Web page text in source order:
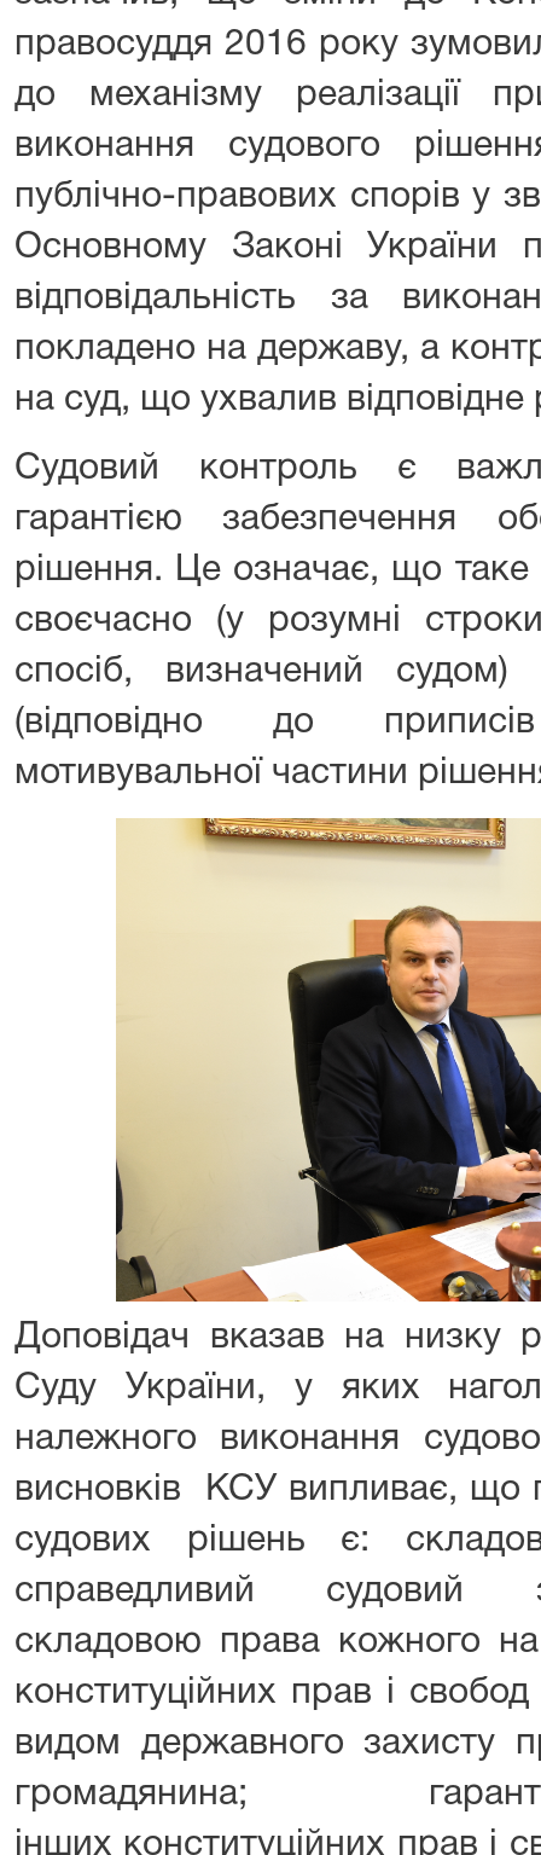
правосуддя 2016 року
до механізму реалізації
виконання судового
публічно-правових спорів у
Основному Законі
відповідальність за
покладено на державу, а
на суд, що ухвалив відповідне
Судовий контроль є
гарантією забезпечення
рішення. Це означає, що таке
своєчасно (у розумні
спосіб, визначений
(відповідно до
мотивувальної частини
Доповідач вказав на низку
Суду України, у яких
належного виконання
висновків КСУ випливає, що
судових рішень є:
справедливий судовий
складовою права кожного
конституційних прав і
видом державного захисту
громадянина;
інших конституційних прав і